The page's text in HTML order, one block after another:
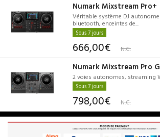
Numark Mixstream Pro+
Véritable système DJ
bluetooth, enceintes de...
Sous 7 jours
666,00€ N.C.
Numark Mixstream Pro
2 voies autonomes, streaming
Sous 7 jours
798,00€ N.C.